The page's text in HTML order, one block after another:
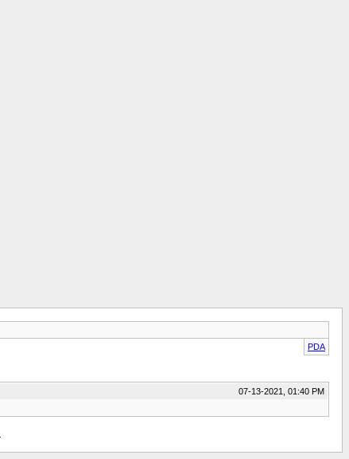
PDA
07-13-2021, 01:40 PM